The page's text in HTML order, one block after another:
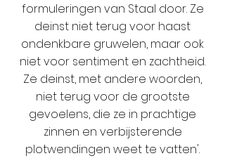
formuleringen van Staal door. Ze
deinst niet terug voor haast
ondenkbare gruwelen, maar ook
niet voor sentiment en zachtheid.
Ze deinst, met andere woorden,
niet terug voor de grootste
gevoelens, die ze in prachtige
zinnen en verbijsterende
plotwendingen weet te vatten'.